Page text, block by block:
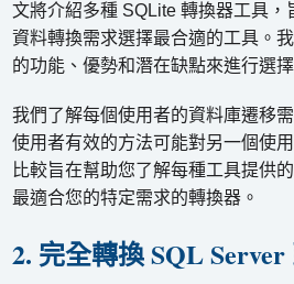
文將介紹多種 SQLite 轉換器工具，
資料轉換需求選擇最合適的工具。
的功能、優勢和潛在缺點來進行選擇
我們了解每個使用者的資料庫遷移
使用者有效的方法可能對另一個使
比較旨在幫助您了解每種工具提供
最適合您的特定需求的轉換器。
2. 完全轉換 SQL